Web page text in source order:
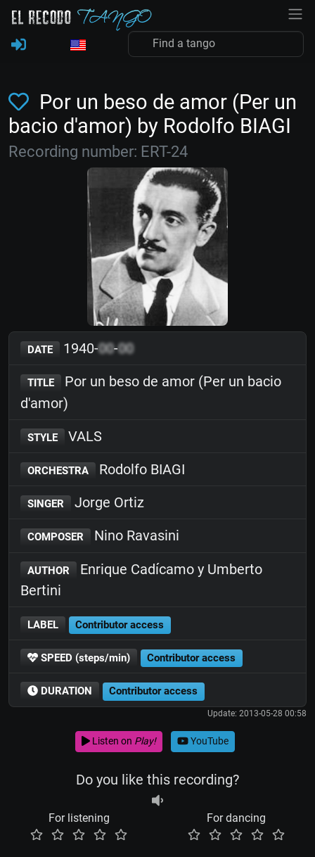
Por un beso de amor (Per un
bacio d'amor) by Rodolfo BIAGI
Recording number: ERT-24
DATE 1940-00-00
TITLE
Por un beso de amor (Per un bacio
d'amor)
STYLE VALS
ORCHESTRA Rodolfo BIAGI
SINGER Jorge Ortiz
COMPOSER Nino Ravasini
AUTHOR
Enrique Cadícamo y Umberto
Bertini
LABEL Contributor access
SPEED (steps/min) Contributor access
DURATION Contributor access
Update: 2013-05-28 00:58
Listen on Play! YouTube
Do you like this recording?
For listening For dancing